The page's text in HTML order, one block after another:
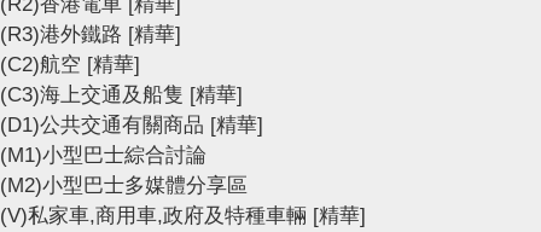
(R3)港外鐵路 [精華]
(C2)航空 [精華]
(C3)海上交通及船隻 [精華]
(D1)公共交通有關商品 [精華]
(M1)小型巴士綜合討論
(M2)小型巴士多媒體分享區
(V)私家車,商用車,政府及特種車輛 [精華]